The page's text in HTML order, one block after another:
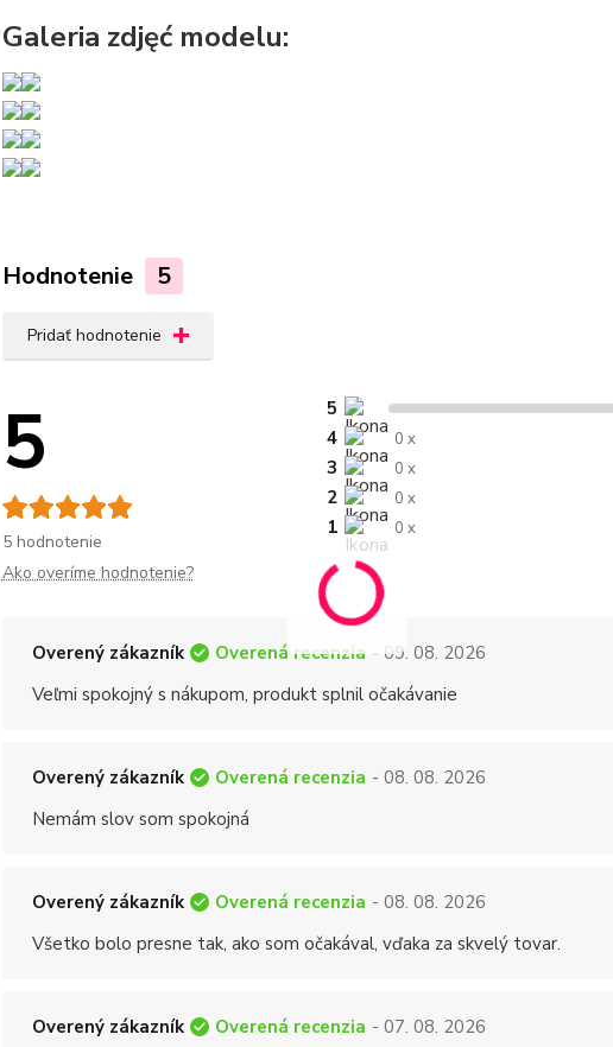
Galeria zdjęć modelu:
Hodnotenie 5
Pridať hodnotenie
5
5 hodnotenie
5
4
0 x
3 0 x
2 0 x
1 0 x
Ako overíme hodnotenie?
Overený zákazník Overená recenzia - 09. 08. 2026
Veľmi spokojný s nákupom, produkt splnil očakávanie
Overený zákazník Overená recenzia - 08. 08. 2026
Nemám slov som spokojná
Overený zákazník Overená recenzia - 08. 08. 2026
Všetko bolo presne tak, ako som očakával, vďaka za skvelý tovar.
Overený zákazník Overená recenzia - 07. 08. 2026